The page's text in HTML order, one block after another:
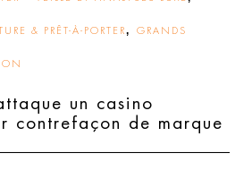
& PRÊT-À-PORTER, GRANDS
un casino
contrefaçon de marque